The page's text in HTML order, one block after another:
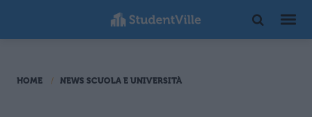
HOME NEWS SCUOLA E UNIVERSITÀ